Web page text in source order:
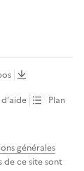
Plan
générales
de ce site sont